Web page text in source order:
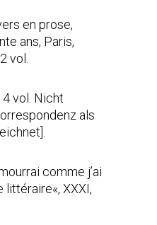
en prose,
ans, Paris,
vol.
4 vol. Nicht
als
comme j’ai
littéraire«, XXXI,